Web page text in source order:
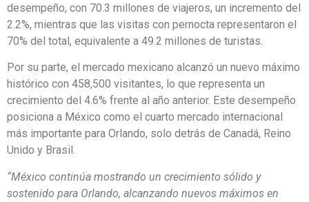
desempeño, con 70.3 millones de viajeros, un incremento del
2.2%, mientras que las visitas con pernocta representaron el
70% del total, equivalente a 49.2 millones de turistas.
Por su parte, el mercado mexicano alcanzó un nuevo máximo
histórico con 458,500 visitantes, lo que representa un
crecimiento del 4.6% frente al año anterior. Este desempeño
posiciona a México como el cuarto mercado internacional
más importante para Orlando, solo detrás de Canadá, Reino
Unido y Brasil.
“México continúa mostrando un crecimiento sólido y
sostenido para Orlando, alcanzando nuevos máximos en